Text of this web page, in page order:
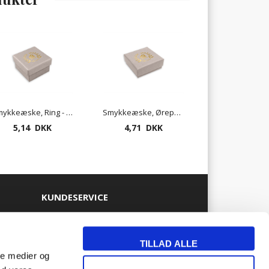
medier og
TILLAD ALLE
Smykkeæske, Ring - mat vindrue
5,14 DKK
Smykkeæske, Ørepynt eller kæde - mat vindrue
4,71 DKK
KUNDESERVICE
Alt om tryk på smykkeæsker